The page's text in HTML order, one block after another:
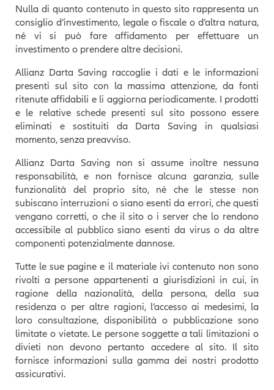
Nulla di quanto contenuto in questo sito rappresenta un
consiglio d’investimento, legale o fiscale o d’altra natura,
né vi si può fare affidamento per effettuare un
investimento o prendere altre decisioni.
Allianz Darta Saving raccoglie i dati e le informazioni
presenti sul sito con la massima attenzione, da fonti
ritenute affidabili e li aggiorna periodicamente. I prodotti
e le relative schede presenti sul sito possono essere
eliminati e sostituiti da Darta Saving in qualsiasi
momento, senza preavviso.
Allianz Darta Saving non si assume inoltre nessuna
responsabilità, e non fornisce alcuna garanzia, sulle
funzionalità del proprio sito, né che le stesse non
subiscano interruzioni o siano esenti da errori, che questi
vengano corretti, o che il sito o i server che lo rendono
accessibile al pubblico siano esenti da virus o da altre
componenti potenzialmente dannose.
Tutte le sue pagine e il materiale ivi contenuto non sono
rivolti a persone appartenenti a giurisdizioni in cui, in
ragione della nazionalità, della persona, della sua
residenza o per altre ragioni, l’accesso ai medesimi, la
loro consultazione, disponibilità o pubblicazione sono
limitate o vietate. Le persone soggette a tali limitazioni o
divieti non devono pertanto accedere al sito. Il sito
fornisce informazioni sulla gamma dei nostri prodotto
assicurativi.